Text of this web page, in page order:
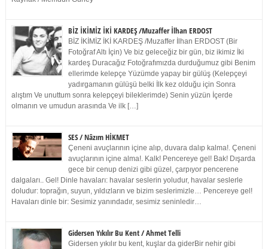
BİZ İKİMİZ İKİ KARDEŞ /Muzaffer İlhan ERDOST
BİZ İKİMİZ İKİ KARDEŞ /Muzaffer İlhan ERDOST (Bir
Fotoğraf Altı İçin) Ve biz geleceğiz bir gün, biz ikimiz İki
kardeş Duracağız Fotoğrafımızda durduğumuz gibi Benim
ellerimde kelepçe Yüzümde yapay bir gülüş (Kelepçeyi
yadırgamanın gülüşü belki İlk kez olduğu için Sonra
alıştım Ve unuttum sonra kelepçeyi bileklerimde) Senin yüzün İçerde
olmanın ve umudun arasında Ve ilk […]
SES / Nâzım HİKMET
Çeneni avuçlarının içine alıp, duvara dalıp kalma!. Çeneni
avuçlarının içine alma!. Kalk! Pencereye gel! Bak! Dışarda
gece bir cenup denizi gibi güzel, çarpıyor pencerene
dalgaları.. Gel! Dinle havaları: havalar seslerin yoludur, havalar seslerle
doludur: toprağın, suyun, yıldızların ve bizim seslerimizle… Pencereye gel!
Havaları dinle bir: Sesimiz yanındadır, sesimiz seninledir…
Gidersen Yıkılır Bu Kent / Ahmet Telli
Gidersen yıkılır bu kent, kuşlar da giderBir nehir gibi